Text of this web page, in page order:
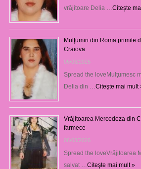
vrăjitoare Delia …Citeşte
Mulţumiri din Roma primite
Craiova
06/08/2026
Spread the loveMulţumesc
Delia din …Citeşte mai mult
Vrăjitoarea Mercedeza din
farmece
06/08/2026
Spread the loveVrăjitoarea
salvat …Citeşte mai mult »